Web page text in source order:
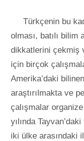
Türkçenin bu
olması, batılı bilim
dikkatlerini çekmiş
için birçok
Amerika’daki
araştırılmakta ve
çalışmalar
yılında
iki ülke arasındaki